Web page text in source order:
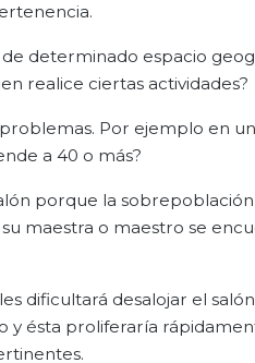
determinado espacio
realice ciertas actividades?
Por ejemplo en
a 40 o más?
porque la
maestra o maestro se
dificultará desalojar el
y ésta proliferaría